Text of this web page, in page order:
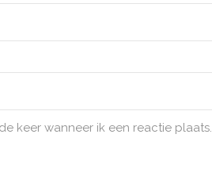
keer wanneer ik een reactie plaats.